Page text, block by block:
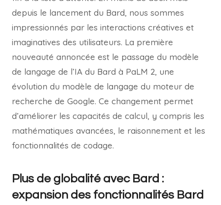
depuis le lancement du Bard, nous sommes
impressionnés par les interactions créatives et
imaginatives des utilisateurs. La première
nouveauté annoncée est le passage du modèle
de langage de l’IA du Bard à PaLM 2, une
évolution du modèle de langage du moteur de
recherche de Google. Ce changement permet
d’améliorer les capacités de calcul, y compris les
mathématiques avancées, le raisonnement et les
fonctionnalités de codage.
Plus de globalité avec Bard :
expansion des fonctionnalités Bard